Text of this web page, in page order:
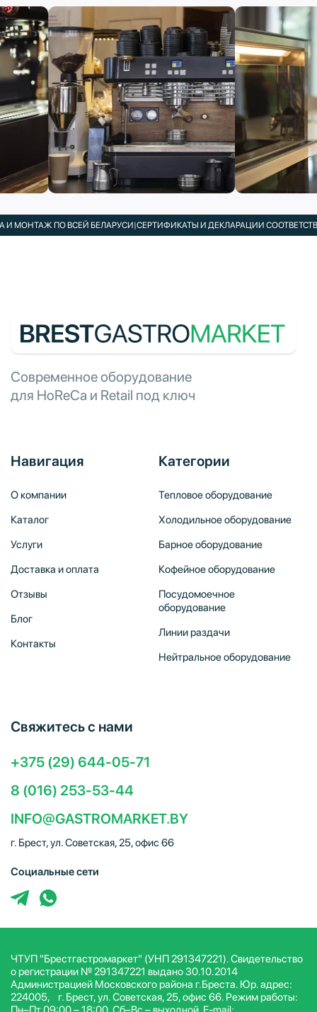
МОНТАЖ ПО ВСЕЙ БЕЛАРУСИ|СЕРТИФИКАТЫ И ДЕКЛАРАЦИИ
Современное оборудование
для HoReCa и Retail под ключ
Навигация
О компании
Каталог
Услуги
Доставка и оплата
Отзывы
Блог
Контакты
Категории
Тепловое оборудование
Холодильное оборудование
Барное оборудование
Кофейное оборудование
Посудомоечное
оборудование
Линии раздачи
Нейтральное оборудование
Свяжитесь с нами
+375 (29) 644-05-71
8 (016) 253-53-44
INFO@GASTROMARKET.BY
г. Брест, ул. Советская, 25, офис 66
Социальные сети
ЧТУП "Брестгастромаркет" (УНП 291347221). Свидетельство
о регистрации № 291347221 выдано 30.10.2014
Администрацией Московского района г.Бреста. Юр. адрес:
224005, г. Брест, ул. Советская, 25, офис 66. Режим работы: